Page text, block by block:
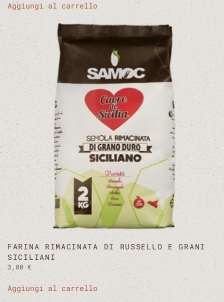
Aggiungi al carrello
FARINA RIMACINATA DI RUSSELLO E GRANI
SICILIANI
3,80€
Aggiungi al carrello